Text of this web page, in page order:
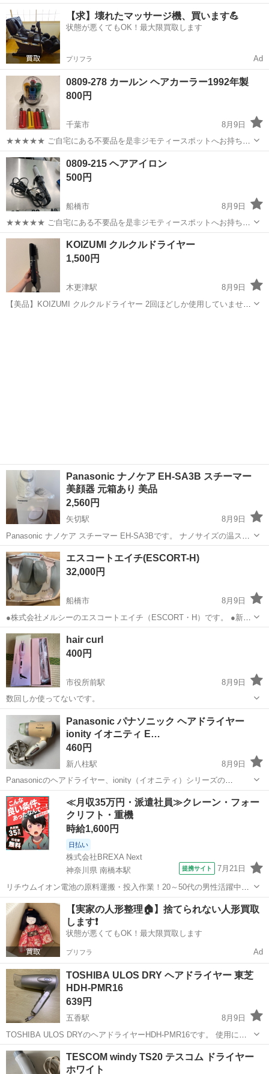
40代の男女活躍中！空調完備で快適作業★食堂利用可◎マイカー通勤
OK◎無料駐車場完備！《茨城県常陸大宮市》 人気の工場のお仕事 ◇
電子部品製造倉庫内の事務...
茨城 常陸大宮市 静駅 その他
【求】壊れたマッサージ機、買います💪
状態が悪くてもOK！最大限買取します
プリフラ Ad
0809-278 カールン ヘアカーラー1992年製
800円
千葉市
8月9日
★★★★★ ご自宅にある不要品を是非ジモティースポットへお持ち込
みしませんか？ 家電、趣味・スポーツ・レジャー用品、こども用品、
衣料服飾品、生活雑貨、家具、本、CD・DVDなどが無料でまとめて持
ち込めます！ ※詳細はこ...
千葉 千葉市 カールン
0809-215 ヘアアイロン
500円
船橋市
8月9日
★★★★★ ご自宅にある不要品を是非ジモティースポットへお持ち込
みしませんか？ 家電、趣味・スポーツ・レジャー用品、こども用品、
衣料服飾品、生活雑貨、家具、本、CD・DVDなどが無料でまとめて持
ち込めます！ ※詳細はこ...
千葉 船橋市 美容家電 ヘアアイロン
KOIZUMI クルクルドライヤー
1,500円
木更津駅
8月9日
【美品】KOIZUMI クルクルドライヤー 2回ほどしか使用していませ
Panasonic ナノケア EH-SA3B スチーマー
美顔器 元箱あり 美品
2,560円
矢切駅
8月9日
Panasonic ナノケア スチーマー EH-SA3Bです。 ナノサイズの温スチ
ームで肌にうるおいを与え、自宅で手軽にスキンケアができます。 数
回使用したのみで、全体的にきれいな状態です。 【状態】 ・動作確認
済み ...
千葉 松戸市 美容家電
エスコートエイチ(ESCORT-H)
32,000円
船橋市
8月9日
●株式会社メルシーのエスコートエイチ（ESCORT・H）です。 ●新品
で購入したものです。 ●数回使用しましたが、不要となったため出品
いたします。 ●箱はあります。（詳細は写真をご参照ください）。 ●
問題なく動作することも確...
千葉 船橋市
hair curl
400円
市役所前駅
8月9日
数回しか使ってないです。
千葉 千葉市 美容家電
Panasonic パナソニック ヘアドライヤー
ionity イオニティ E…
460円
新八柱駅
8月9日
Panasonicのヘアドライヤー、ionity（イオニティ）シリーズの
EH5986Pです。イオンチャージ機能付きで、髪をいたわりながら乾か
すことができます。 全体的に使用感があり、本体やノズル部分に汚れ
や擦れが見られます...
千葉 松戸市 新八柱駅 美容家電
≪月収35万円・派遣社員≫クレーン・フォー
クリフト・重機
時給1,600円
日払い
株式会社BREXA Next
神奈川県 南橋本駅
提携サイト 7月21日
リチウムイオン電池の原料運搬・投入作業！20～50代の男性活躍中★
ワンルーム寮完備！赴任旅費会社負担！年間休日130日★フォークリフ
ト免許お持ちの方、活躍中！就業先食堂利用可★《神奈川県相模原
市》 人気の工場のお仕事 ◇電...
神奈川 相模原市 南橋本駅 その他
【実家の人形整理🏠】捨てられない人形買取
します❗️
状態が悪くてもOK！最大限買取します
プリフラ Ad
TOSHIBA ULOS DRY ヘアドライヤー 東芝
HDH-PMR16
639円
五香駅
8月9日
TOSHIBA ULOS DRYのヘアドライヤーHDH-PMR16です。 使用に伴
う多少の傷や汚れが見られますが、動作に問題はありません。 【ブラ
ンド】TOSHIBA 【カテゴリ】ヘアドライヤー 【商品の状態】やや傷
や汚れ...
千葉 松戸市 ヘアドライヤー
TESCOM windy TS20 テスコム ドライヤー
ホワイト